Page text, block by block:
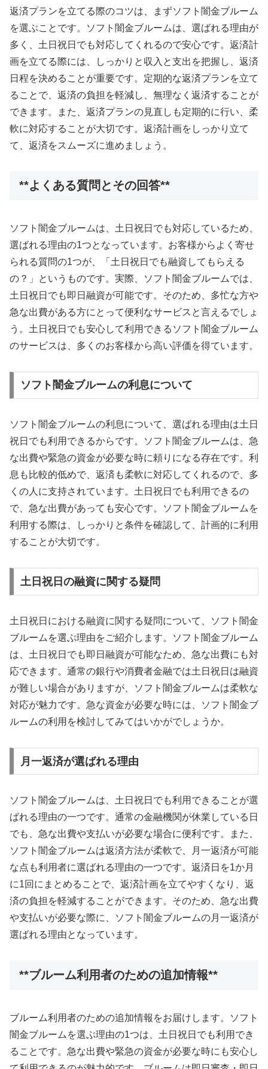
返済プランを立てる際のコツは、まずソフト闇金ブルーム
を選ぶことです。ソフト闇金ブルームは、選ばれる理由が
多く、土日祝日でも対応してくれるので安心です。返済計
画を立てる際には、しっかりと収入と支出を把握し、返済
日程を決めることが重要です。定期的な返済プランを立て
ることで、返済の負担を軽減し、無理なく返済することが
できます。また、返済プランの見直しも定期的に行い、柔
軟に対応することが大切です。返済計画をしっかり立て
て、返済をスムーズに進めましょう。
**よくある質問とその回答**
ソフト闇金ブルームは、土日祝日でも対応しているため、
選ばれる理由の1つとなっています。お客様からよく寄せ
られる質問の1つが、「土日祝日でも融資してもらえる
の？」というものです。実際、ソフト闇金ブルームでは、
土日祝日でも即日融資が可能です。そのため、多忙な方や
急な出費がある方にとって便利なサービスと言えるでしょ
う。土日祝日でも安心して利用できるソフト闇金ブルーム
のサービスは、多くのお客様から高い評価を得ています。
ソフト闇金ブルームの利息について
ソフト闇金ブルームの利息について、選ばれる理由は土日
祝日でも利用できるからです。ソフト闇金ブルームは、急
な出費や緊急の資金が必要な時に頼りになる存在です。利
息も比較的低めで、返済も柔軟に対応してくれるので、多
くの人に支持されています。土日祝日でも利用できるの
で、急な出費があっても安心です。ソフト闇金ブルームを
利用する際は、しっかりと条件を確認して、計画的に利用
することが大切です。
土日祝日の融資に関する疑問
土日祝日における融資に関する疑問について、ソフト闇金
ブルームを選ぶ理由をご紹介します。ソフト闇金ブルーム
は、土日祝日でも即日融資が可能なため、急な出費にも対
応できます。通常の銀行や消費者金融では土日祝日は融資
が難しい場合がありますが、ソフト闇金ブルームは柔軟な
対応が魅力です。急な資金が必要な時には、ソフト闇金ブ
ルームの利用を検討してみてはいかがでしょうか。
月一返済が選ばれる理由
ソフト闇金ブルームは、土日祝日でも利用できることが選
ばれる理由の一つです。通常の金融機関が休業している日
でも、急な出費や支払いが必要な場合に便利です。また、
ソフト闇金ブルームは返済方法が柔軟で、月一返済が可能
な点も利用者に選ばれる理由の一つです。返済日を1か月
に1回にまとめることで、返済計画を立てやすくなり、返
済の負担を軽減することができます。そのため、急な出費
や支払いが必要な際に、ソフト闇金ブルームの月一返済が
選ばれる理由となっています。
**ブルーム利用者のための追加情報**
ブルーム利用者のための追加情報をお届けします。ソフト
闇金ブルームを選ぶ理由の1つは、土日祝日でも利用でき
ることです。急な出費や緊急の資金が必要な時にも安心し